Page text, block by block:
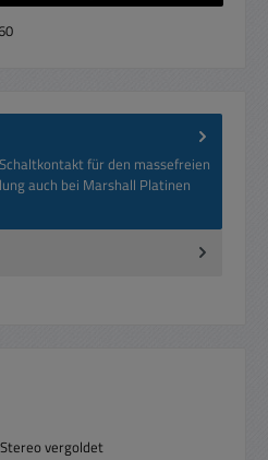
für den massefreien
auch bei Marshall Platinen